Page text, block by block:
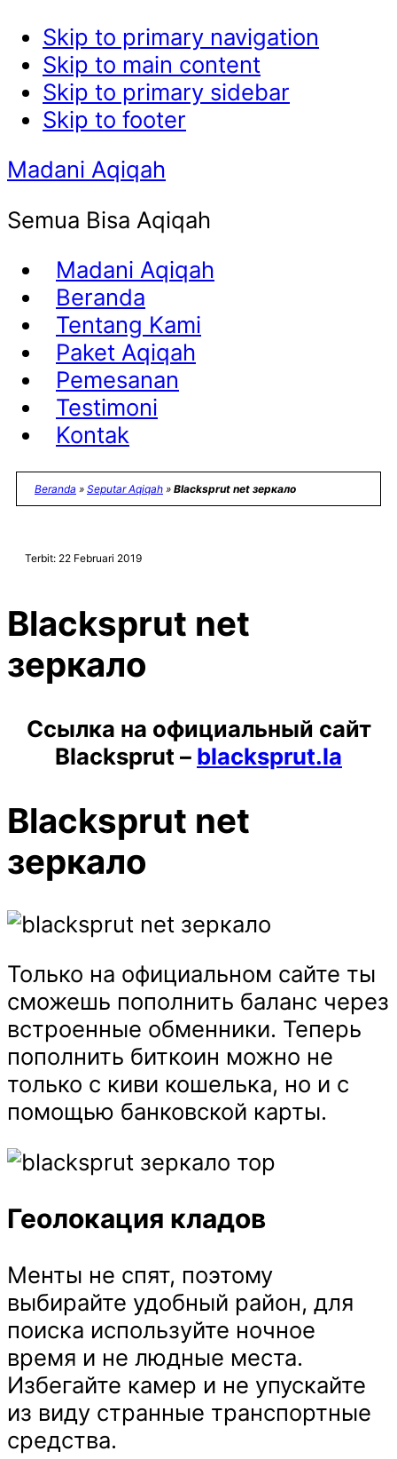
Skip to primary navigation
Skip to main content
Skip to primary sidebar
Skip to footer
Madani Aqiqah
Semua Bisa Aqiqah
Madani Aqiqah
Beranda
Tentang Kami
Paket Aqiqah
Pemesanan
Testimoni
Kontak
Beranda » Seputar Aqiqah » Blacksprut net зеркало
Terbit: 22 Februari 2019
Blacksprut net
зеркало
Ссылка на официальный сайт
Blacksprut – blacksprut.la
Blacksprut net
зеркало
Только на официальном сайте ты
сможешь пополнить баланс через
встроенные обменники. Теперь
пополнить биткоин можно не
только с киви кошелька, но и с
помощью банковской карты.
Геолокация кладов
Менты не спят, поэтому
выбирайте удобный район, для
поиска используйте ночное
время и не людные места.
Избегайте камер и не упускайте
из виду странные транспортные
средства.